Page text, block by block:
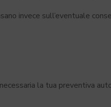
invece sull’eventuale
la tua preventiva